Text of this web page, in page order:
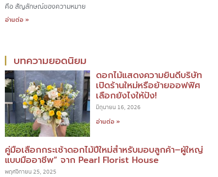
คือ สัญลักษณ์ของความหมาย
อ่านต่อ »
บทความยอดนิยม
ดอกไม้แสดงความยินดีบริษัท
เปิดร้านใหม่หรือย้ายออฟฟิศ
เลือกยังไงให้ปัง!
มิถุนายน 16, 2026
อ่านต่อ »
คู่มือเลือกกระเช้าดอกไม้ปีใหม่สำหรับมอบลูกค้า–ผู้ใหญ่
แบบมืออาชีพ” จาก Pearl Florist House
พฤศจิกายน 25, 2025